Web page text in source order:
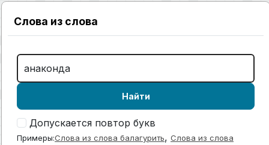
Слова из слова
Найти
Допускается повтор букв
Примеры:Слова из слова балагурить, Слова из слова